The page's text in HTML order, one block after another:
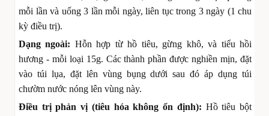
mỗi lần và uống 3 lần mỗi ngày, liên tục trong 3 ngày (1 chu
kỳ điều trị).
Dạng ngoài: Hỗn hợp từ hồ tiêu, gừng khô, và tiểu hồi
hương - mỗi loại 15g. Các thành phần được nghiền mịn, đặt
vào túi lụa, đặt lên vùng bụng dưới sau đó áp dụng túi
chườm nước nóng lên vùng này.
Điều trị phản vị (tiêu hóa không ổn định): Hồ tiêu bột